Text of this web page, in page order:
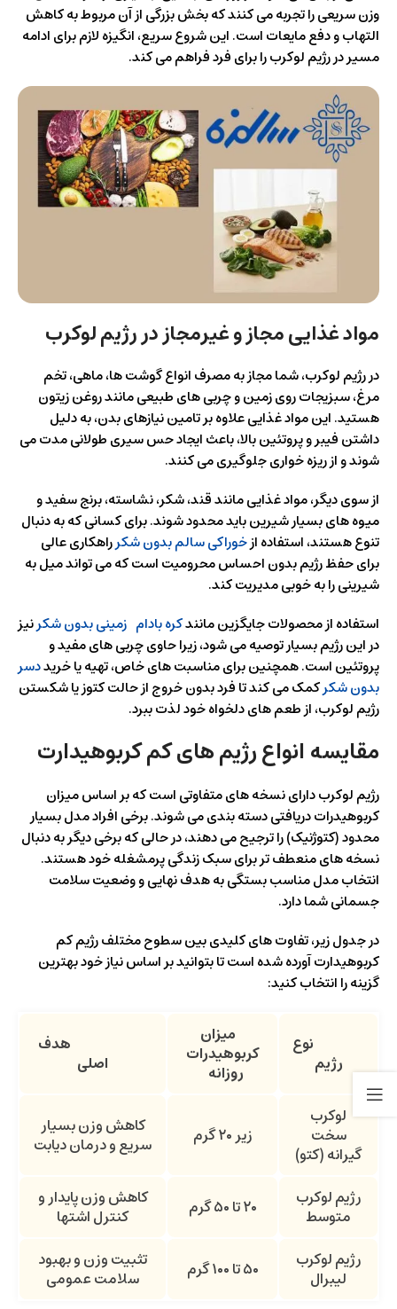
وزن سریعی را تجربه می کنند که بخش بزرگی از آن مربوط به کاهش
التهاب و دفع مایعات است. این شروع سریع، انگیزه لازم برای ادامه
مسیر در رژیم لوکرب را برای فرد فراهم می کند.
مواد غذایی مجاز و غیرمجاز در رژیم لوکرب
در رژیم لوکرب، شما مجاز به مصرف انواع گوشت ها، ماهی، تخم
مرغ، سبزیجات روی زمین و چربی های طبیعی مانند روغن زیتون
هستید. این مواد غذایی علاوه بر تامین نیازهای بدن، به دلیل
داشتن فیبر و پروتئین بالا، باعث ایجاد حس سیری طولانی مدت می
شوند و از ریزه خواری جلوگیری می کنند.
از سوی دیگر، مواد غذایی مانند قند، شکر، نشاسته، برنج سفید و
میوه های بسیار شیرین باید محدود شوند. برای کسانی که به دنبال
تنوع هستند، استفاده ازخوراکی سالم بدون شکرراهکاری عالی
برای حفظ رژیم بدون احساس محرومیت است که می تواند میل به
شیرینی را به خوبی مدیریت کند.
استفاده از محصولات جایگزین مانندکره بادام زمینی بدون شکرنیز
در این رژیم بسیار توصیه می شود، زیرا حاوی چربی های مفید و
پروتئین است. همچنین برای مناسبت های خاص، تهیه یا خریددسر
بدون شکرکمک می کند تا فرد بدون خروج از حالت کتوز یا شکستن
رژیم لوکرب، از طعم های دلخواه خود لذت ببرد.
مقایسه انواع رژیم های کم کربوهیدارت
رژیم لوکرب دارای نسخه های متفاوتی است که بر اساس میزان
کربوهیدرات دریافتی دسته بندی می شوند. برخی افراد مدل بسیار
محدود (کتوژنیک) را ترجیح می دهند، در حالی که برخی دیگر به دنبال
نسخه های منعطف تر برای سبک زندگی پرمشغله خود هستند.
انتخاب مدل مناسب بستگی به هدف نهایی و وضعیت سلامت
جسمانی شما دارد.
در جدول زیر، تفاوت های کلیدی بین سطوح مختلف رژیم کم
کربوهیدارت آورده شده است تا بتوانید بر اساس نیاز خود بهترین
گزینه را انتخاب کنید:
نوع
رژیم
میزان
کربوهیدرات
روزانه
هدف
اصلی
لوکرب
سخت
گیرانه (کتو)
زیر ۲۰ گرم کاهش وزن بسیار
سریع و درمان دیابت
رژیم لوکرب
متوسط ۲۰ تا ۵۰ گرم کاهش وزن پایدار و
کنترل اشتها
رژیم لوکرب
لیبرال ۵۰ تا ۱۰۰ گرم تثبیت وزن و بهبود
سلامت عمومی